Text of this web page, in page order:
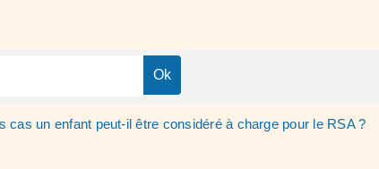
cas un enfant peut-il être considéré à charge pour le RSA ?